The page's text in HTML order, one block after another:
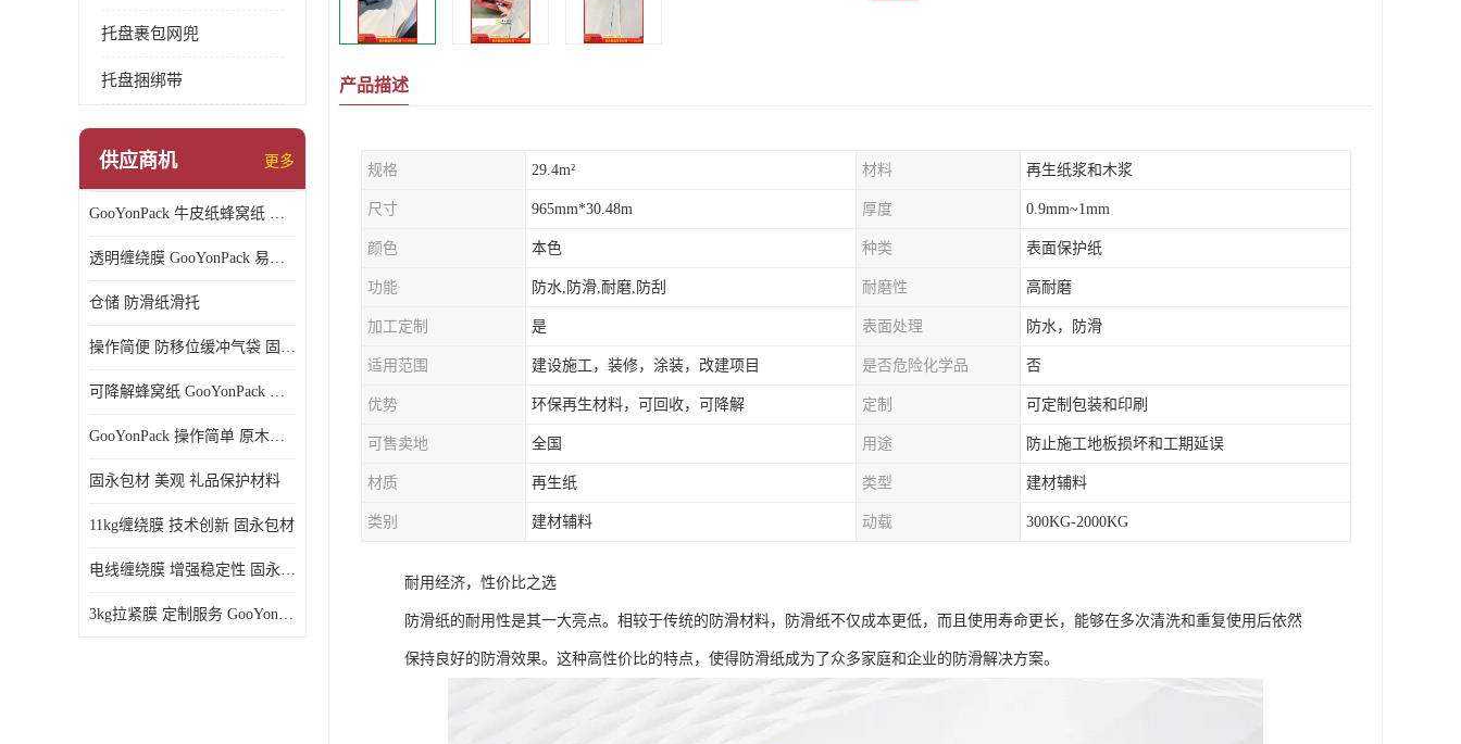
托盘裹包网兜
托盘捆绑带
供应商机 更多
GooYonPack 牛皮纸蜂窝纸 循环使用
透明缠绕膜 GooYonPack 易撕扯不残留
仓储 防滑纸滑托
操作简便 防移位缓冲气袋 固永包材
可降解蜂窝纸 GooYonPack 循环使用
GooYonPack 操作简单 原木浆蜂巢网格纸
固永包材 美观 礼品保护材料
11kg缠绕膜 技术创新 固永包材
电线缠绕膜 增强稳定性 固永包材
3kg拉紧膜 定制服务 GooYonPack
产品描述
规格 29.4m² 材料 再生纸浆和木浆
尺寸 965mm*30.48m 厚度 0.9mm~1mm
颜色 本色 种类 表面保护纸
功能 防水,防滑,耐磨,防刮 耐磨性 高耐磨
加工定制 是 表面处理 防水，防滑
适用范围 建设施工，装修，涂装，改建项目 是否危险化学品 否
优势 环保再生材料，可回收，可降解 定制 可定制包装和印刷
可售卖地 全国 用途 防止施工地板损坏和工期延误
材质 再生纸 类型 建材辅料
类别 建材辅料 动载 300KG-2000KG
耐用经济，性价比之选
防滑纸的耐用性是其一大亮点。相较于传统的防滑材料，防滑纸不仅成本更低，而且使用寿命更长，能够在多次清洗和重复使用后依然
保持良好的防滑效果。这种高性价比的特点，使得防滑纸成为了众多家庭和企业的防滑解决方案。